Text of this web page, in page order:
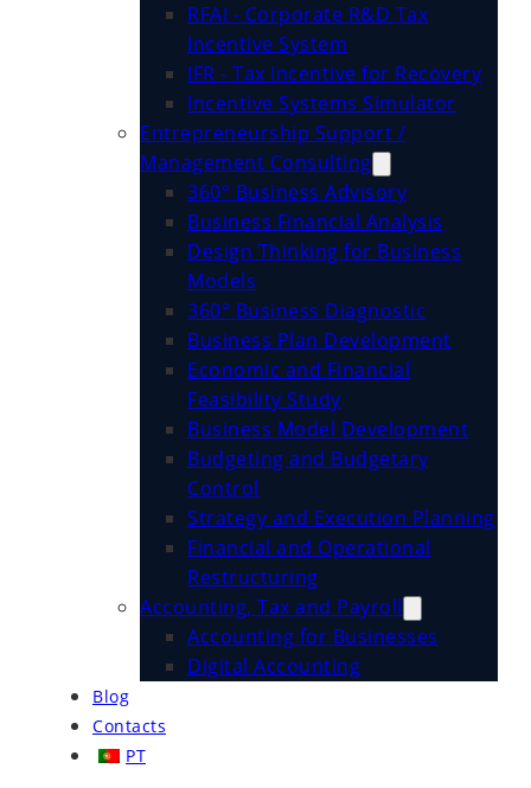
RFAI - Corporate R&D Tax
Incentive System
IFR - Tax Incentive for Recovery
Incentive Systems Simulator
Entrepreneurship Support /
Management Consulting
360° Business Advisory
Business Financial Analysis
Design Thinking for Business
Models
360° Business Diagnostic
Business Plan Development
Economic and Financial
Feasibility Study
Business Model Development
Budgeting and Budgetary
Control
Strategy and Execution Planning
Financial and Operational
Restructuring
Accounting, Tax and Payroll
Accounting for Businesses
Digital Accounting
Blog
Contacts
PT